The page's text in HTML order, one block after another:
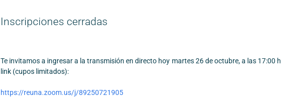
Inscripciones cerradas
Te invitamos a ingresar a la transmisión en directo hoy martes 26 de octubre, a las 17:00
link (cupos limitados):
https://reuna.zoom.us/j/89250721905